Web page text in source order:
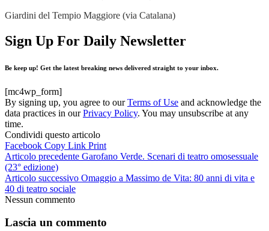
Giardini del Tempio Maggiore (via Catalana)
Sign Up For Daily Newsletter
Be keep up! Get the latest breaking news delivered straight to your inbox.
[mc4wp_form]
By signing up, you agree to ourTerms of Use and acknowledge the
data practices in ourPrivacy Policy. You may unsubscribe at any
time.
Condividi questo articolo
Facebook Copy Link Print
Articolo precedente Garofano Verde. Scenari di teatro omosessuale
(23° edizione)
Articolo successivo Omaggio a Massimo de Vita: 80 anni di vita e
40 di teatro sociale
Nessun commento
Lascia un commento